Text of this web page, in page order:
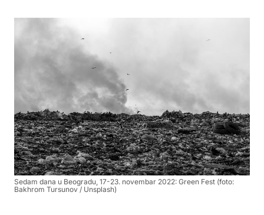
Sedam dana u Beogradu, 17-23. novembar 2022: Green Fest (foto:
Bakhrom Tursunov / Unsplash)